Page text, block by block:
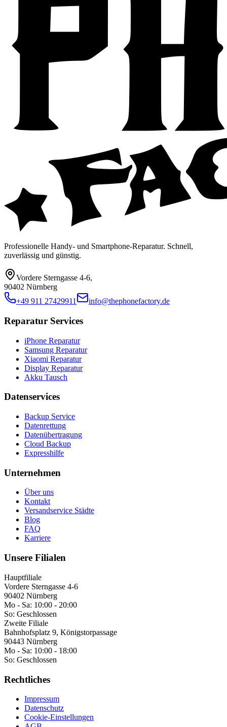
Professionelle Handy- und Smartphone-Reparatur. Schnell,
zuverlässig und günstig.
Vordere Sterngasse 4-6,
90402 Nürnberg
+49 911 27429911
info@thephonefactory.de
Reparatur Services
iPhone Reparatur
Samsung Reparatur
Xiaomi Reparatur
Display Reparatur
Akku Tausch
Datenservices
Backup Service
Datenrettung
Datenübertragung
Cloud Backup
Expresshilfe
Unternehmen
Über uns
Kontakt
Versandservice Städte
Blog
FAQ
Karriere
Unsere Filialen
Hauptfiliale
Vordere Sterngasse 4-6
90402 Nürnberg
Mo - Sa: 10:00 - 20:00
So: Geschlossen
Zweite Filiale
Bahnhofsplatz 9, Königstorpassage
90443 Nürnberg
Mo - Sa: 10:00 - 18:00
So: Geschlossen
Rechtliches
Impressum
Datenschutz
Cookie-Einstellungen